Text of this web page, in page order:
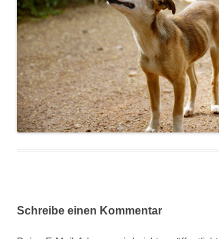
Schreibe einen Kommentar